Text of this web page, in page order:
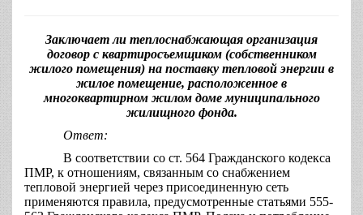
Заключает ли теплоснабжающая организация
договор с квартиросъемщиком (собственником
жилого помещения) на поставку тепловой энергии в
жилое помещение, расположенное в
многоквартирном жилом доме муниципального
жилищного фонда.
Ответ:
В соответствии со ст. 564 Гражданского кодекса
ПМР, к отношениям, связанным со снабжением
тепловой энергией через присоединенную сеть
применяются правила, предусмотренные статьями 555-